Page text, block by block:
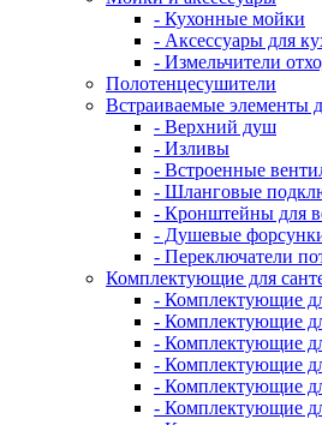
- Кухонные мойки
- Аксессуары для
- Измельчители
Полотенцесушители
Встраиваемые элементы
- Верхний душ
- Изливы
- Встроенные
- Шланговые
- Кронштейны для
- Душевые
- Переключатели
Комплектующие для
- Комплектующие
- Комплектующие
- Комплектующие
- Комплектующие
- Комплектующие
- Комплектующие